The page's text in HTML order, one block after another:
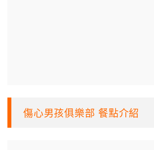
傷心男孩俱樂部 餐點介紹